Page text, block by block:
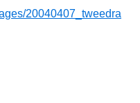
20040407_tweedra